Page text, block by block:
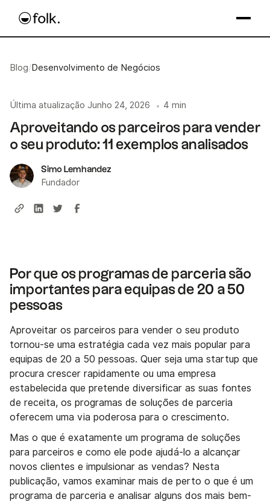
Blog/Desenvolvimento de Negócios
Última atualização Junho 24, 2026 • 4 min
Aproveitando os parceiros para vender
o seu produto: 11 exemplos analisados
Simo Lemhandez
Fundador
Por que os programas de parceria são
importantes para equipas de 20 a 50
pessoas
Aproveitar os parceiros para vender o seu produto
tornou-se uma estratégia cada vez mais popular para
equipas de 20 a 50 pessoas. Quer seja uma startup que
procura crescer rapidamente ou uma empresa
estabelecida que pretende diversificar as suas fontes
de receita, os programas de soluções de parceria
oferecem uma via poderosa para o crescimento.
Mas o que é exatamente um programa de soluções
para parceiros e como ele pode ajudá-lo a alcançar
novos clientes e impulsionar as vendas? Nesta
publicação, vamos examinar mais de perto o que é um
programa de parceria e analisar alguns dos mais bem-